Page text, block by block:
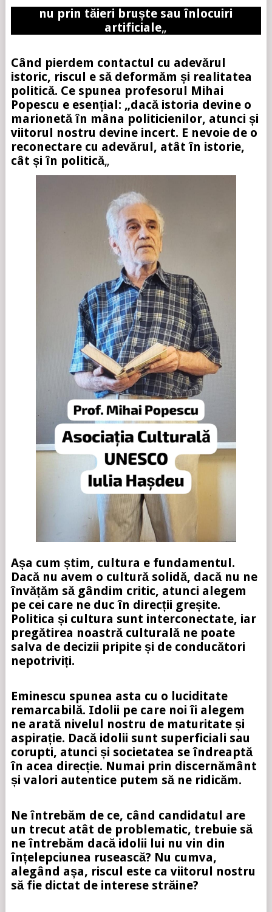
nu prin tăieri bruște sau înlocuiri
artificiale„
Când pierdem contactul cu adevărul
istoric, riscul e să deformăm și realitatea
politică. Ce spunea profesorul Mihai
Popescu e esențial: „dacă istoria devine o
marionetă în mâna politicienilor, atunci și
viitorul nostru devine incert. E nevoie de o
reconectare cu adevărul, atât în istorie,
cât și în politică„
Așa cum știm, cultura e fundamentul.
Dacă nu avem o cultură solidă, dacă nu ne
învățăm să gândim critic, atunci alegem
pe cei care ne duc în direcții greșite.
Politica și cultura sunt interconectate, iar
pregătirea noastră culturală ne poate
salva de decizii pripite și de conducători
nepotriviți.
Eminescu spunea asta cu o luciditate
remarcabilă. Idolii pe care noi îi alegem
ne arată nivelul nostru de maturitate și
aspirație. Dacă idolii sunt superficiali sau
corupti, atunci și societatea se îndreaptă
în acea direcție. Numai prin discernământ
și valori autentice putem să ne ridicăm.
Ne întrebăm de ce, când candidatul are
un trecut atât de problematic, trebuie să
ne întrebăm dacă idolii lui nu vin din
înțelepciunea rusească? Nu cumva,
alegând așa, riscul este ca viitorul nostru
să fie dictat de interese străine?